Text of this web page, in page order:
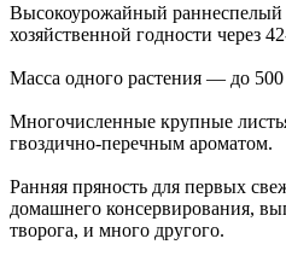
Высокоурожайный раннеспелый
хозяйственной годности через
Масса одного растения — до 500
Многочисленные крупные
гвоздично-перечным ароматом.
Ранняя пряность для первых
домашнего консервирования,
творога, и много другого.